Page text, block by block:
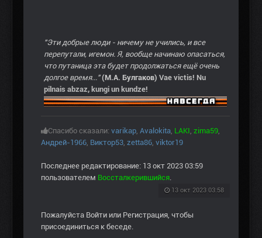
"Эти добрые люди - ничему не учились, и все
перепутали, игемон. Я, вообще начинаю опасаться,
что путаница эта будет продолжаться ещё очень
долгое время..." (М.А. Булгаков) Vae victis! Nu
pilnais abzaz, kungi un kundze!
Спасибо сказали: varikap Avalokita LAKI zima59
Андрей-1966 Виктор53 zetta86 viktor19
Последнее редактирование: 13 окт 2023 03:59
пользователем Воссталкерившийся
13 окт 2023 03:58
Пожалуйста Войти или Регистрация , чтобы
присоединиться к беседе.